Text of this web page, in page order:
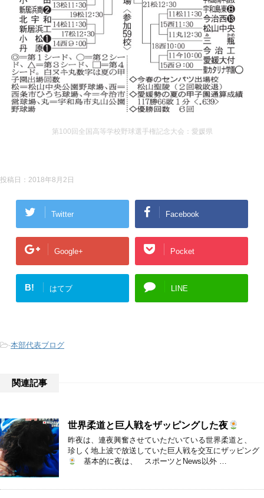
第100回全国高等学校野球選手権記念大会：愛媛県
投稿日： 2018年8月2日
Twitter Facebook
Google+ Pocket
B! はてブ LINE
-本部代表ブログ
関連記事
世界柔道と巨人戦をザッピングした夜
昨夜は、連夜興奮させていただいている世界柔道と、
珍しく地上波で放送していた巨人戦を交互にザッピング
基本的に夜は、 スポーツとNews以外 …